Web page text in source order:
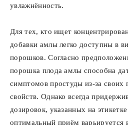
увлажнённость.
Для тех, кто ищет
добавки амлы легко доступны в
порошков. Согласно
порошка плода амлы способна
симптомов простуды из-за своих
свойств. Однако всегда
дозировок, указанных на
оптимальный приём варьируется